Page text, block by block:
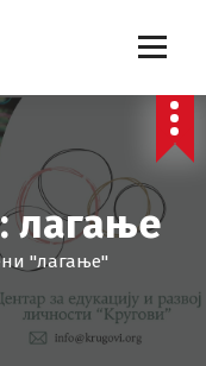
лагање
"лагање"